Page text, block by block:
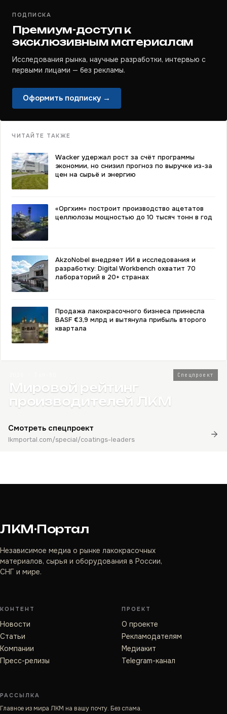
ПОДПИСКА
Премиум-доступ к
эксклюзивным материалам
Исследования рынка, научные разработки, интервью с
первыми лицами — без рекламы.
Оформить подписку →
ЧИТАЙТЕ ТАКЖЕ
Wacker удержал рост за счёт программы
экономии, но снизил прогноз по выручке из-за
цен на сырьё и энергию
«Оргхим» построит производство ацетатов
целлюлозы мощностью до 10 тысяч тонн в год
AkzoNobel внедряет ИИ в исследования и
разработку: Digital Workbench охватит 70
лабораторий в 20+ странах
Продажа лакокрасочного бизнеса принесла
BASF €3,9 млрд и вытянула прибыль второго
квартала
Спецпроект
Мировой рейтинг
производителей ЛКМ
Смотреть спецпроект
lkmportal.com/special/coatings-leaders
ЛКМ·Портал
Независимое медиа о рынке лакокрасочных
материалов, сырья и оборудования в России,
СНГ и мире.
КОНТЕНТ
Новости
Статьи
Компании
Пресс-релизы
ПРОЕКТ
О проекте
Рекламодателям
Медиакит
Telegram-канал
РАССЫЛКА
Главное из мира ЛКМ на вашу почту. Без спама.